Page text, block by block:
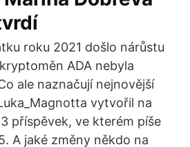
roku 2021 došlo nárůstu
ADA nebyla
ale naznačují nejnovější
vytvořil na
příspěvek, ve kterém píše
A jaké změny někdo na